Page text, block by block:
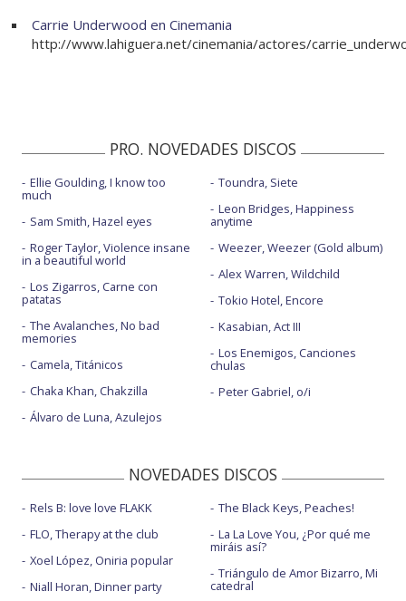
Carrie Underwood en Cinemania
http://www.lahiguera.net/cinemania/actores/
PRO. NOVEDADES DISCOS
Ellie Goulding, I know too
much
Sam Smith, Hazel eyes
Roger Taylor, Violence insane
in a beautiful world
Los Zigarros, Carne con
patatas
The Avalanches, No bad
memories
Camela, Titánicos
Chaka Khan, Chakzilla
Álvaro de Luna, Azulejos
Toundra, Siete
Leon Bridges, Happiness
anytime
Weezer, Weezer (Gold album)
Alex Warren, Wildchild
Tokio Hotel, Encore
Kasabian, Act III
Los Enemigos, Canciones
chulas
Peter Gabriel, o/i
NOVEDADES DISCOS
Rels B: love love FLAKK
FLO, Therapy at the club
Xoel López, Oniria popular
Niall Horan, Dinner party
The Black Keys, Peaches!
La La Love You, ¿Por qué me
miráis así?
Triángulo de Amor Bizarro, Mi
catedral